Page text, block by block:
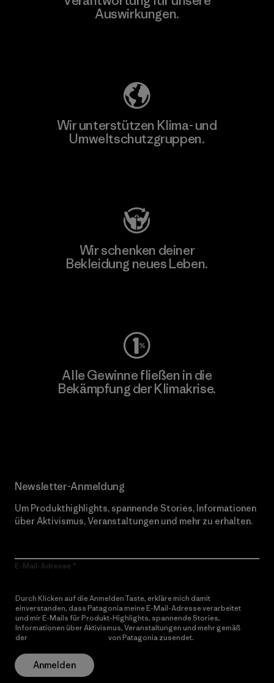
Auswirkungen.
Wir unterstützen Klima- und
Umweltschutzgruppen.
Wir schenken deiner
Bekleidung neues Leben.
Alle Gewinne fließen in die
Bekämpfung der Klimakrise.
Newsletter-Anmeldung
Um Produkthighlights, spannende Stories, Informationen
über Aktivismus, Veranstaltungen und mehr zu erhalten.
E-Mail-Adresse
Durch Klicken auf die Anmelden Taste, erkläre mich damit
einverstanden, dass Patagonia meine E-Mail-Adresse verarbeitet
und mir E-Mails für Produkt-Highlights, spannende Stories,
Informationen über Aktivismus, Veranstaltungen und mehr gemäß
der
von Patagonia zusendet.
Anmelden